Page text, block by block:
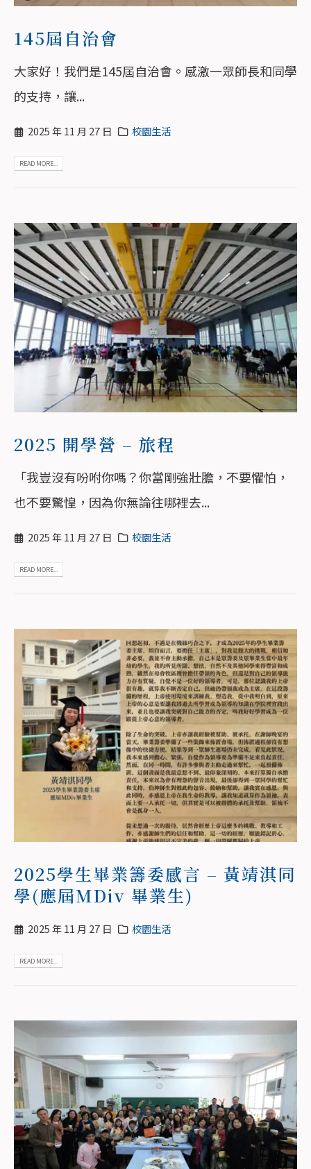
145屆自治會
大家好！我們是145屆自治會。感激一眾師長和同學
的支持，讓...
2025 年 11 月 27 日 校園生活
READ MORE...
2025 開學營 – 旅程
「我豈沒有吩咐你嗎？你當剛強壯膽，不要懼怕，
也不要驚惶，因為你無論往哪裡去...
2025 年 11 月 27 日 校園生活
READ MORE...
2025學生畢業籌委感言 – 黃靖淇同
學(應屆MDiv 畢業生)
2025 年 11 月 27 日 校園生活
READ MORE...